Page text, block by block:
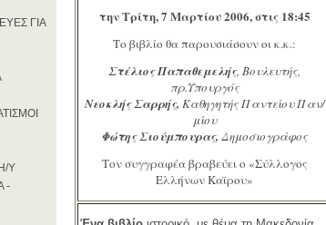
ΓΙΑ
Υ
-
την Τρίτη, 7 Μαρτίου 2006, στις 18:45
Το βιβλίο θα παρουσιάσουν οι κ.κ.:
Στέλιος Παπαθεμελής, Βουλευτής,
πρ.Υπουργός
Νεοκλής Σαρρής, Καθηγητής Παντείου Παν/
μίου
Φώτης Σιούμπουρας, Δημοσιογράφος
Τον συγγραφέα βραβεύει ο «Σύλλογος
Ελλήνων Καϊρου»